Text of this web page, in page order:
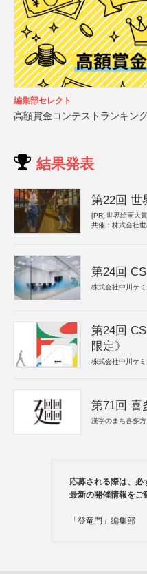
編集部セレクト
高額賞金コンテストランキン
結果発表
第22回 世
[PR] 世界絵画大
共催：株式会社
第24回
株式会社中川ケ
第24回
限定》
株式会社中川ケ
第71回 喜
漢字のまち喜多方
応募される際は、必
最新の開催情報をご
「登竜門」編集部